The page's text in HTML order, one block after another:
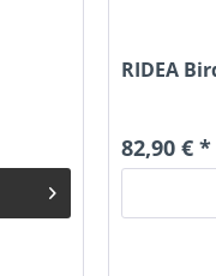
RIDEA
82,90 € *